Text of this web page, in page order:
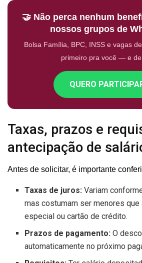
🤝 Não perca nenhum
nossos grupos de
Bolsa Família, BPC, INSS e vagas
primeiro pra você — e
QUERO
Taxas, prazos e
antecipação de
Antes de solicitar, é importante
Taxas de juros: Variam
mas costumam ser menores que
especial ou cartão de crédito.
Prazos de pagamento: O
automaticamente no próximo